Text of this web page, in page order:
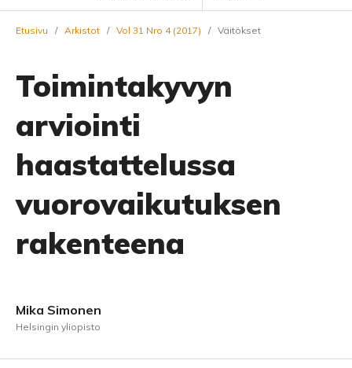
Etusivu / Arkistot / Vol 31 Nro 4 (2017) / Väitökset
Toimintakyvyn
arviointi
haastattelussa
vuorovaikutuksen
rakenteena
Mika Simonen
Helsingin yliopisto